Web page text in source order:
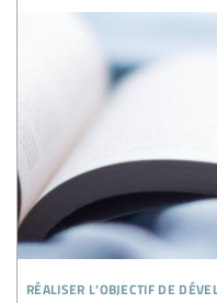
réaliser l’objectif de